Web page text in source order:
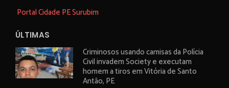
Portal Cidade PE Surubim
ÚLTIMAS
Criminosos usando camisas da Polícia
Civil invadem Society e executam
homem a tiros em Vitória de Santo
Antão, PE